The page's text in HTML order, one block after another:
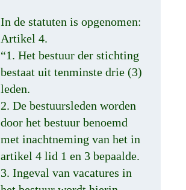
In de statuten is opgenomen:
Artikel 4.
“1. Het bestuur der stichting
bestaat uit tenminste drie (3)
leden.
2. De bestuursleden worden
door het bestuur benoemd
met inachtneming van het in
artikel 4 lid 1 en 3 bepaalde.
3. Ingeval van vacatures in